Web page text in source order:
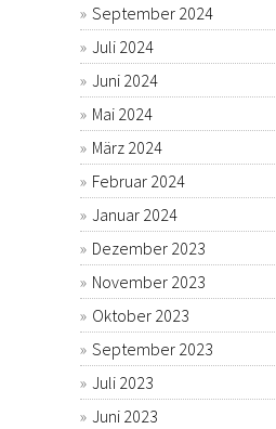
September 2024
Juli 2024
Juni 2024
Mai 2024
März 2024
Februar 2024
Januar 2024
Dezember 2023
November 2023
Oktober 2023
September 2023
Juli 2023
Juni 2023